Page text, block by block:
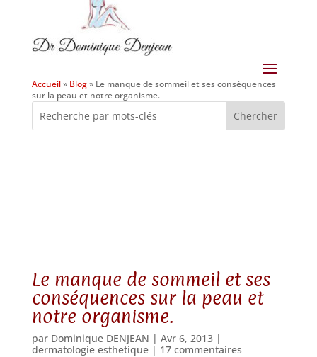
Accueil» Blog» Le manque de sommeil et ses conséquences
sur la peau et notre organisme.
Le manque de sommeil et ses
conséquences sur la peau et
notre organisme.
par Dominique DENJEAN | Avr 6, 2013|
dermatologie esthetique| 17 commentaires